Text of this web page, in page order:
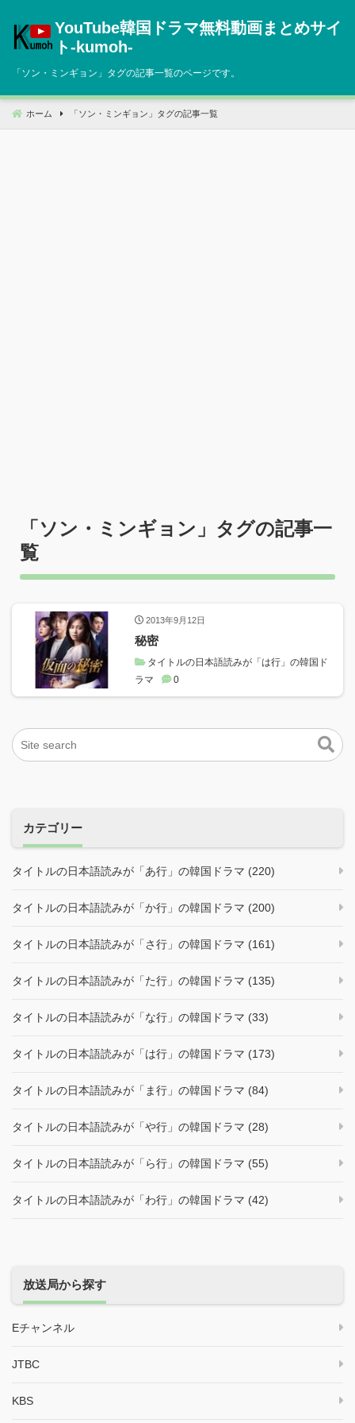
へ
動
YouTube韓国ドラマ無料動画まとめサイ
ト‐kumoh‐
「ソン・ミンギョン 」タグの記事一覧のページです。
ホーム 「 ソン・ミンギョン 」タグの記事一覧
「ソン・ミンギョン 」タグの記事一
覧
2013年9月12日
秘密
タイトルの日本語読みが「は行」の韓国ド
ラマ
0
カテゴリー
タイトルの日本語読みが「あ行」の韓国ドラマ (220)
タイトルの日本語読みが「か行」の韓国ドラマ (200)
タイトルの日本語読みが「さ行」の韓国ドラマ (161)
タイトルの日本語読みが「た行」の韓国ドラマ (135)
タイトルの日本語読みが「な行」の韓国ドラマ (33)
タイトルの日本語読みが「は行」の韓国ドラマ (173)
タイトルの日本語読みが「ま行」の韓国ドラマ (84)
タイトルの日本語読みが「や行」の韓国ドラマ (28)
タイトルの日本語読みが「ら行」の韓国ドラマ (55)
タイトルの日本語読みが「わ行」の韓国ドラマ (42)
放送局から探す
Eチャンネル
JTBC
KBS